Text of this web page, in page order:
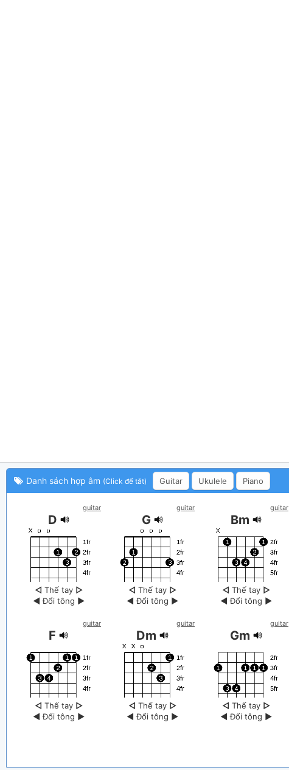
Danh sách hợp âm (Click để tắt) Guitar Ukulele Piano
guitar
D
◁ Thế tay ▷
◀ Đổi tông ▶
guitar
G
◁ Thế tay ▷
◀ Đổi tông ▶
guitar
Bm
◁ Thế tay ▷
◀ Đổi tông ▶
guitar
F
◁ Thế tay ▷
◀ Đổi tông ▶
guitar
Dm
◁ Thế tay ▷
◀ Đổi tông ▶
guitar
Gm
◁ Thế tay ▷
◀ Đổi tông ▶